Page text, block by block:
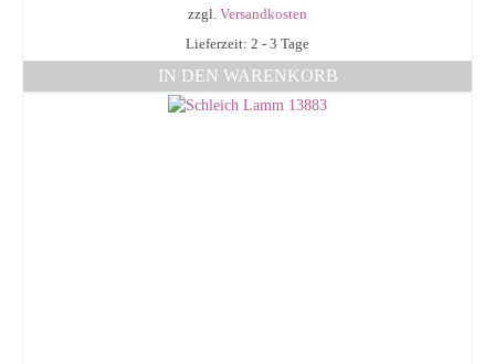
zzgl. Versandkosten
Lieferzeit: 2 - 3 Tage
IN DEN WARENKORB